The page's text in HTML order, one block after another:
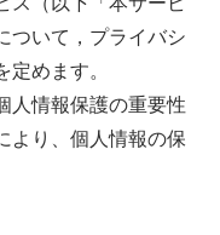
ついて，プライバシ
めます。
人情報保護の重要性
より、個人情報の保